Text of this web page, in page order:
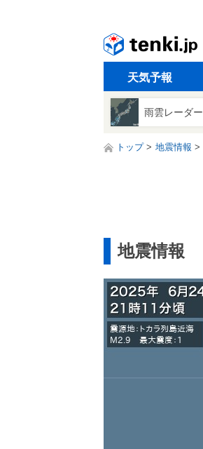
天気予報
雨雲レーダー
トップ 地震情報
地震情報